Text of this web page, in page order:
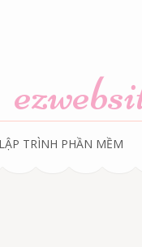
LẬP TRÌNH PHẦN MỀM